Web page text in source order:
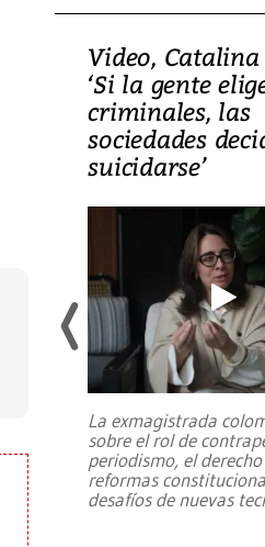
Video,
‘Si la gente
criminales, las
sociedades
suicidarse’
La exmagistrada
sobre el rol de
periodismo, el
reformas
desafíos de nuevas